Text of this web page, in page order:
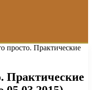
Практические
Практические